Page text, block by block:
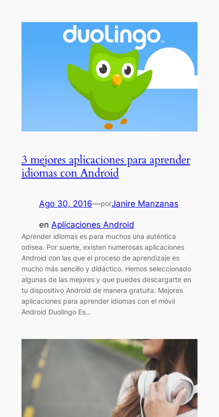
3 mejores aplicaciones para aprender
idiomas con Android
Ago 30, 2016—porJanire Manzanas
en Aplicaciones Android
Aprender idiomas es para muchos una auténtica
odisea. Por suerte, existen numerosas aplicaciones
Android con las que el proceso de aprendizaje es
mucho más sencillo y didáctico. Hemos seleccionado
algunas de las mejores y que puedes descargarte en
tu dispositivo Android de manera gratuita. Mejores
aplicaciones para aprender idiomas con el móvil
Android Duolingo Es…